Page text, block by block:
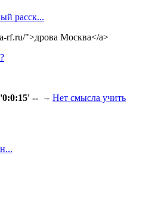
расск...
rf.ru/">дрова Москва</a>
--
Нет смысла учить